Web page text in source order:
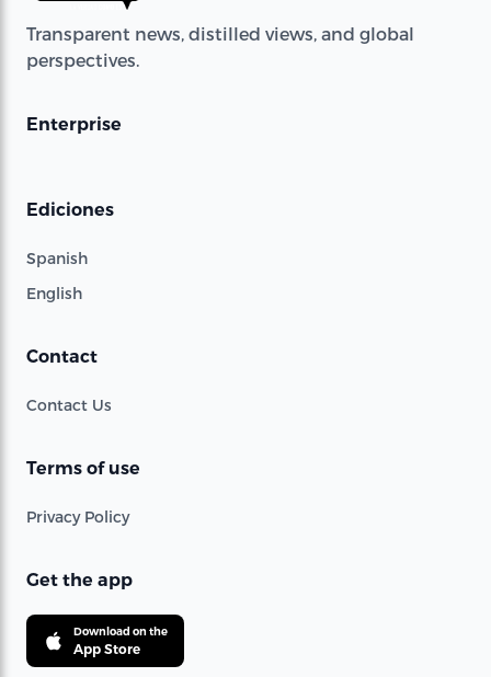
Transparent news, distilled views, and global
perspectives.
Enterprise
Ediciones
Spanish
English
Contact
Contact Us
Terms of use
Privacy Policy
Get the app
Download on the
App Store